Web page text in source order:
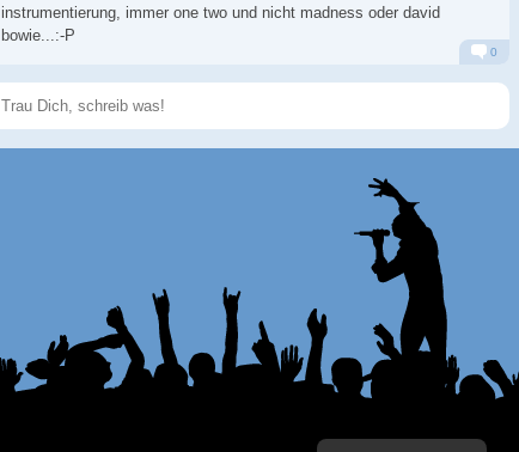
instrumentierung, immer one two und nicht madness oder david
bowie...:-P
Alarm Antworten
0
Speichern